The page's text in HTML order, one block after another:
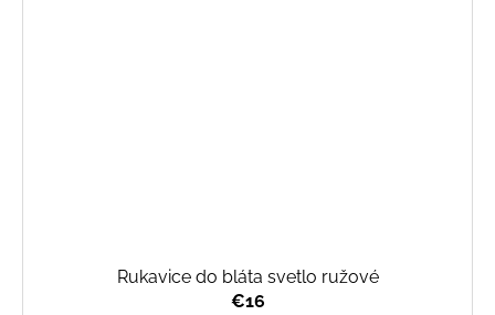
Rukavice do bláta svetlo ružové
€16